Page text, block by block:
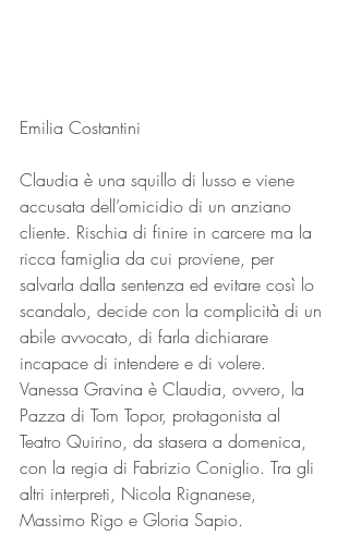
Emilia Costantini
Claudia è una squillo di lusso e viene
accusata dell’omicidio di un anziano
cliente. Rischia di finire in carcere ma la
ricca famiglia da cui proviene, per
salvarla dalla sentenza ed evitare così lo
scandalo, decide con la complicità di un
abile avvocato, di farla dichiarare
incapace di intendere e di volere.
Vanessa Gravina è Claudia, ovvero, la
Pazza di Tom Topor, protagonista al
Teatro Quirino, da stasera a domenica,
con la regia di Fabrizio Coniglio. Tra gli
altri interpreti, Nicola Rignanese,
Massimo Rigo e Gloria Sapio.